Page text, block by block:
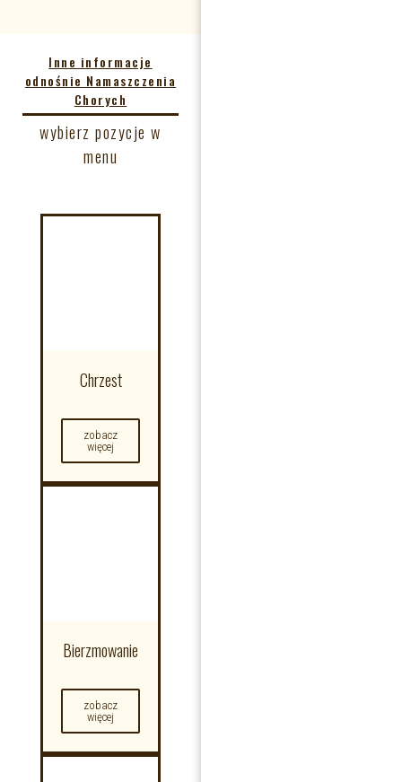
Inne informacje
odnośnie Namaszczenia
Chorych
wybierz pozycje w
menu
Chrzest
zobacz
więcej
Bierzmowanie
zobacz
więcej